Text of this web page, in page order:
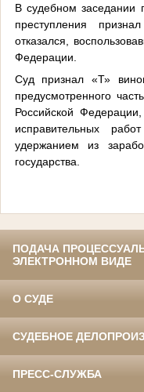
В судебном заседании
преступления
отказался,
Федерации.
Суд признал «Т»
предусмотренного
Российской
исправительных
удержанием из
государства.
ПОДАЧА
ЭЛЕКТРОННОМ ВИДЕ
О СУДЕ
СУДЕБНОЕ
ПРЕСС-СЛУЖБА